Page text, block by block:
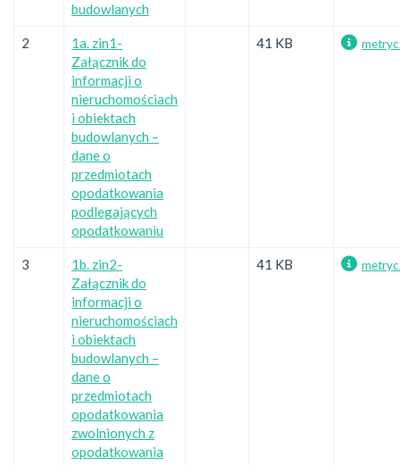
budowlanych
2
1a. zin1-
Załącznik do
informacji o
nieruchomościach
i obiektach
budowlanych –
dane o
przedmiotach
opodatkowania
podlegających
opodatkowaniu
41 KB
3
1b. zin2-
Załącznik do
informacji o
nieruchomościach
i obiektach
budowlanych –
dane o
przedmiotach
opodatkowania
zwolnionych z
opodatkowania
41 KB